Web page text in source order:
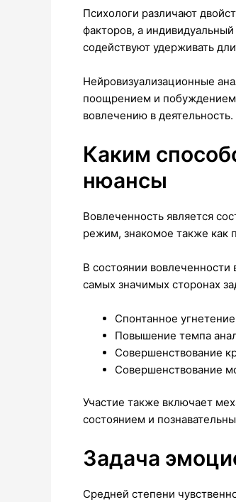
Психологи различают
факторов, а
содействуют удерживать
Нейровизуализационные
поощрением и
вовлечению в деятельность.
Каким
нюансы
Вовлеченность является
режим, знакомое также как
В состоянии вовлеченности
самых значимых сторонах
Спонтанное
Повышение темпа
Совершенствование
Совершенствование
Участие также включает
состоянием и
Задача
Средней степени